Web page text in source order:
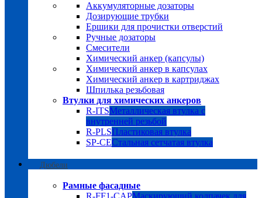
Аккумуляторные дозаторы
Дозирующие трубки
Ершики для прочистки отверстий
Ручные дозаторы
Смесители
Химический анкер (капсулы)
Химический анкер в капсулах
Химический анкер в картриджах
Шпилька резьбовая
Втулки для химических анкеров
R-ITSМеталлическая втулка с
внутренней резьбой
R-PLSПластиковая втулка
SP-CEСтальная сетчатая втулка
Дюбели
Рамные фасадные
R-FF1-CAPМаскирующий колпачек для